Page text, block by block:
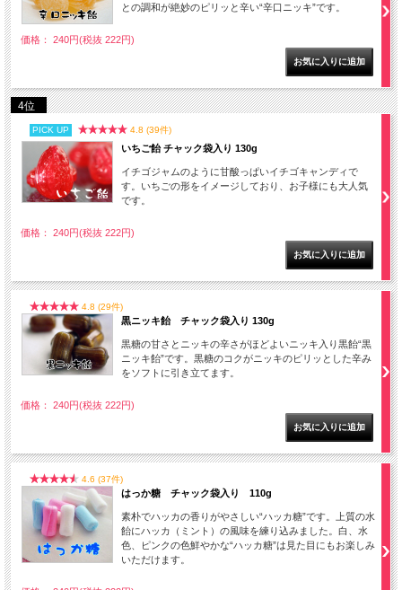
との調和が絶妙のピリッと辛い“辛口ニッキ”です。
価格： 240円(税抜 222円)
4位
PICK UP 4.8 (39件)
いちご飴 チャック袋入り 130g
イチゴジャムのように甘酸っぱいイチゴキャンディで
す。いちごの形をイメージしており、お子様にも大人気
です。
価格： 240円(税抜 222円)
4.8 (29件)
黒ニッキ飴 チャック袋入り 130g
黒糖の甘さとニッキの辛さがほどよいニッキ入り黒飴“黒
ニッキ飴”です。黒糖のコクがニッキのピリッとした辛み
をソフトに引き立てます。
価格： 240円(税抜 222円)
4.6 (37件)
はっか糖 チャック袋入り 110g
素朴でハッカの香りがやさしい“ハッカ糖”です。上質の水
飴にハッカ（ミント）の風味を練り込みました。白、水
色、ピンクの色鮮やかな“ハッカ糖”は見た目にもお楽しみ
いただけます。